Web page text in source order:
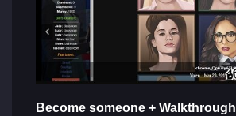
Become someone + Walkthrough